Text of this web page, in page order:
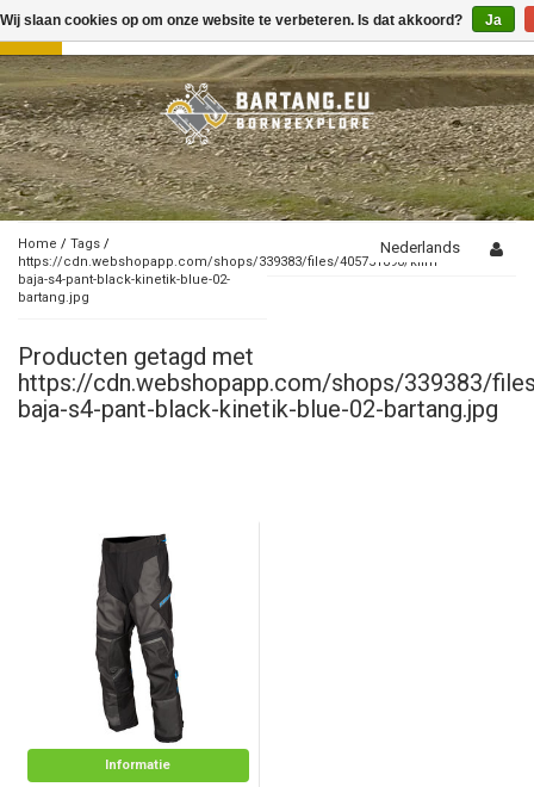
Toggle
navigation
Home / Tags /
https://cdn.webshopapp.com/shops/339383/files/405751890/klim-
baja-s4-pant-black-kinetik-blue-02-
bartang.jpg
Nederlands
Producten getagd met
https://cdn.webshopapp.com/shops/339383/
baja-s4-pant-black-kinetik-blue-02-bartang.jpg
Informatie
Wij slaan cookies op om onze website te verbeteren. Is dat akkoord? Ja